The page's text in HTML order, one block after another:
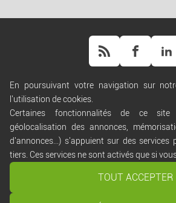
Règles de diffusion
Conditions générales
Conditions générales de
Politique de
Nous contacter
En poursuivant votre navigation sur
l'utilisation de cookies.
Certaines fonctionnalités de ce site
géolocalisation des annonces,
d'annonces...) s'appuient sur des services
tiers. Ces services ne sont activés que si
TOUT ACCEPTER